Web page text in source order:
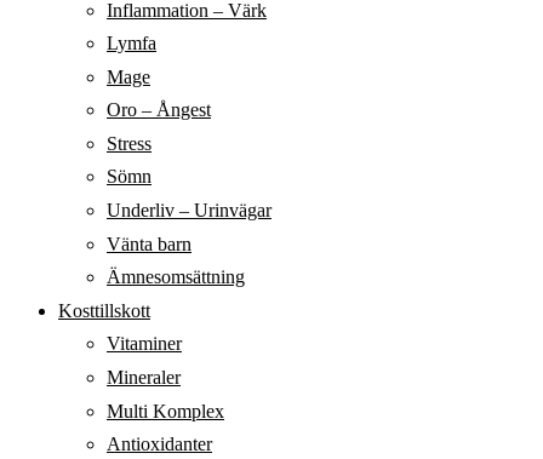
Inflammation – Värk
Lymfa
Mage
Oro – Ångest
Stress
Sömn
Underliv – Urinvägar
Vänta barn
Ämnesomsättning
Kosttillskott
Vitaminer
Mineraler
Multi Komplex
Antioxidanter